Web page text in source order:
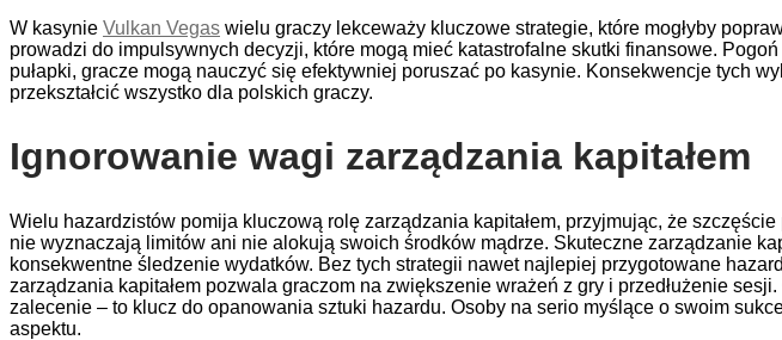
W kasynie Vulkan Vegas wielu graczy lekceważy kluczowe strategie, które mogłyby
prowadzi do impulsywnych decyzji, które mogą mieć katastrofalne skutki finansowe.
pułapki, gracze mogą nauczyć się efektywniej poruszać po kasynie. Konsekwencje tych
przekształcić wszystko dla polskich graczy.
Ignorowanie wagi zarządzania kapitałem
Wielu hazardzistów pomija kluczową rolę zarządzania kapitałem, przyjmując, że
nie wyznaczają limitów ani nie alokują swoich środków mądrze. Skuteczne zarządzanie
konsekwentne śledzenie wydatków. Bez tych strategii nawet najlepiej przygotowane
zarządzania kapitałem pozwala graczom na zwiększenie wrażeń z gry i przedłużenie
zalecenie – to klucz do opanowania sztuki hazardu. Osoby na serio myślące o swoim
aspektu.